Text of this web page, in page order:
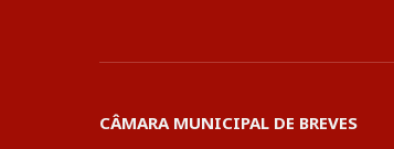
CÂMARA MUNICIPAL DE BREVES